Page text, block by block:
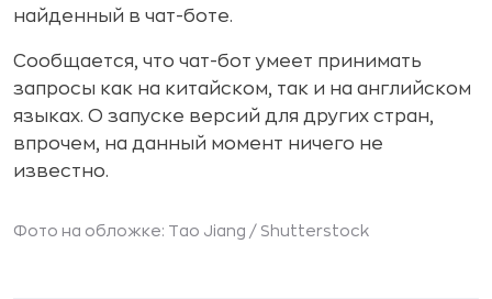
найденный в чат-боте.
Сообщается, что чат-бот умеет принимать
запросы как на китайском, так и на английском
языках. О запуске версий для других стран,
впрочем, на данный момент ничего не
известно.
Фото на обложке: Tao Jiang / Shutterstock